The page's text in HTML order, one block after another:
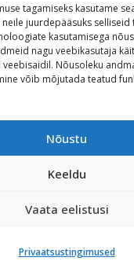
tagamiseks kasutame
juurdepääsuks
kasutamisega
nagu veebikasutaja
veebisaidil. Nõusoleku
võib mõjutada teatud
Nõustu
Keeldu
Vaata eelistusi
Privaatsustingimused
ja Läänemaa DMO